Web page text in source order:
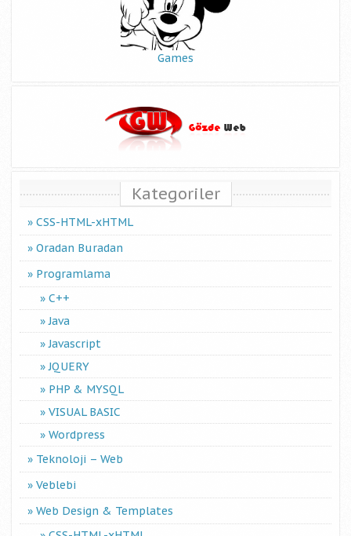
Games
Kategoriler
CSS-HTML-xHTML
Oradan Buradan
Programlama
C++
Java
Javascript
JQUERY
PHP & MYSQL
VISUAL BASIC
Wordpress
Teknoloji – Web
Veblebi
Web Design & Templates